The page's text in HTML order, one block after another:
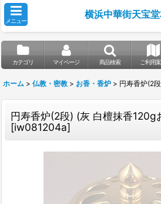
メニュー
横浜中華街天宝
カテゴリ マイページ 商品検索 ご利用
ホーム > 仏教・密教 > お香・香炉 > 円寿香炉(2
円寿香炉(2段) (灰 白檀抹香120g
[iw081204a]